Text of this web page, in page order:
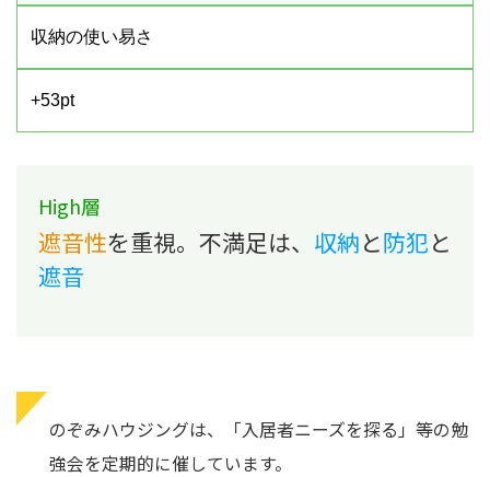
収納の使い易さ
+53pt
High層
遮音性を重視。不満足は、 収納と防犯と
遮音
のぞみハウジングは、「入居者ニーズを探る」等の勉
強会を定期的に催しています。